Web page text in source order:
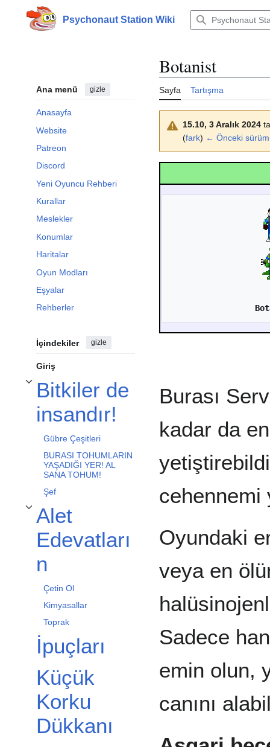
Psychonaut Station Wiki
Ana menü gizle
Anasayfa
Website
Patreon
Discord
Yeni Oyuncu Rehberi
Kurallar
Meslekler
Konumlar
Haritalar
Oyun Modları
Eşyalar
Rehberler
İçindekiler gizle
Giriş
Bitkiler de
insandır!
Bitkiler de insandır! alt bölümünü aç/kapa
Gübre Çeşitleri
BURASI TOHUMLARIN
YAŞADIĞI YER! AL
SANA TOHUM!
Şef
Alet
Edevatları
n
Alet Edevatların alt bölümünü aç/kapa
Çetin Ol
Kimyasallar
Toprak
İpuçları
Küçük
Korku
Dükkanı
Botanist
Sayfa Tartışma
15.10, 3 Aralık 2024
(fark) ← Önceki sürüm
Burası
kadar da
cehennemi
Oyundaki
veya en
Sadece
emin olun,
canını